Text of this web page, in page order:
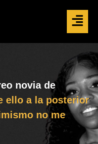
novia de
ello a la posterior
no me